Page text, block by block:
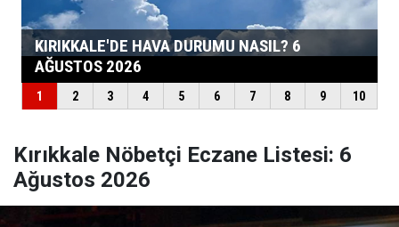
Kırıkkale Nöbetçi Eczane Listesi: 6
Ağustos 2026